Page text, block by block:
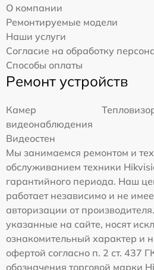
О компании
Ремонтируемые модели
Наши услуги
Согласие на обработку
Способы оплаты
Ремонт устройств
Камер
видеонаблюдения
Видеостен
Мы занимаемся ремонтом и
обслуживанием техники
гарантийного периода. Наш
работает независимо и не
авторизации от
указанные на сайте, носят
ознакомительный характер и
офертой согласно п. 2 ст. 437
обозначения торговой марки